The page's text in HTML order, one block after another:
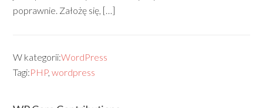
poprawnie. Założę się, […]
W kategorii:WordPress
Tagi:PHP,wordpress